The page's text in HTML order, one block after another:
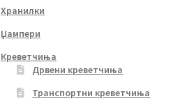
Хранилки
Џампери
Креветчиња
Дрвени креветчиња
Транспортни креветчиња